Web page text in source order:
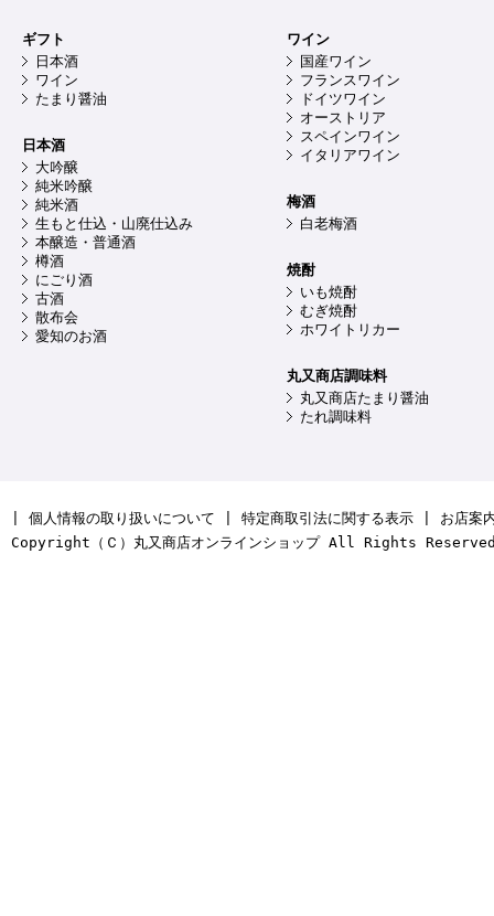
ギフト
日本酒
ワイン
たまり醤油
日本酒
大吟醸
純米吟醸
純米酒
生もと仕込・山廃仕込み
本醸造・普通酒
樽酒
にごり酒
古酒
散布会
愛知のお酒
ワイン
国産ワイン
フランスワイン
ドイツワイン
オーストリア
スペインワイン
イタリアワイン
梅酒
白老梅酒
焼酎
いも焼酎
むぎ焼酎
ホワイトリカー
丸又商店調味料
丸又商店たまり醤油
たれ調味料
個人情報の取り扱いについて 特定商取引法に関する表示
お店案
Copyright（Ｃ）丸又商店オンラインショップ All Rights